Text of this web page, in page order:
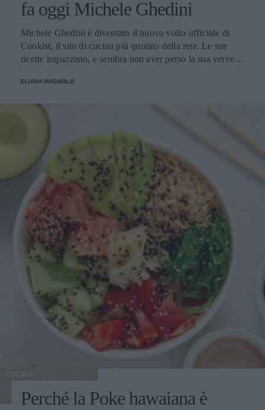
fa oggi Michele Ghedini
Michele Ghedini è diventato il nuovo volto ufficiale di
Cookist, il sito di cucina più quotato della rete. Le sue
ricette impazzano, e sembra non aver perso la sua verve
veramente stupendo.
ELIANA MAGNOLO
CUCINA
Perché la Poke hawaiana è